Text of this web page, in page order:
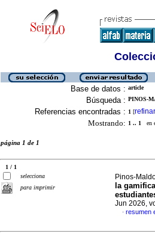
Base de datos : article
Búsqueda : PINOS-
Referencias encontradas : 1 [refinar
Mostrando: 1 .. 1 en
página 1 de 1
1 / 1
selecciona
para imprimir
Pinos-
la
Jun 2026,
· resumen